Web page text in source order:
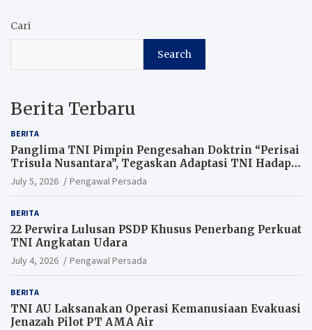
Cari
Search
Berita Terbaru
BERITA
Panglima TNI Pimpin Pengesahan Doktrin “Perisai
Trisula Nusantara”, Tegaskan Adaptasi TNI Hadapi
Perang Modern
July 5, 2026 Pengawal Persada
BERITA
22 Perwira Lulusan PSDP Khusus Penerbang Perkuat
TNI Angkatan Udara
July 4, 2026 Pengawal Persada
BERITA
TNI AU Laksanakan Operasi Kemanusiaan Evakuasi
Jenazah Pilot PT AMA Air